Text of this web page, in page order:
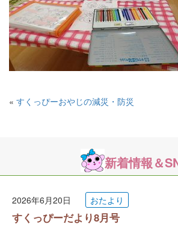
« すくっぴーおやじの減災・防災
新着情報＆
2026年6月20日 おたより
すくっぴーだより8月号